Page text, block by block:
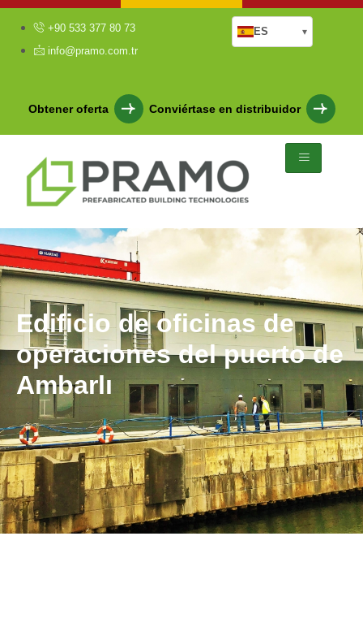
+90 533 377 80 73
info@pramo.com.tr
Obtener oferta Conviértase en distribuidor
ES ▾
Edificio de oficinas de
operaciones del puerto de
Ambarlı